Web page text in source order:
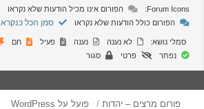
Forum Icons:
הפורום אינו מכיל הודעות שלא נקראו
הפורום כולל הודעות שלא נקראו
סמן הכל כנקרא
סמלי נושא: לא נענה נענה פעיל חם
נפתר
פרטי סגור
פורום מרצים – יהדות פועל על WordPress